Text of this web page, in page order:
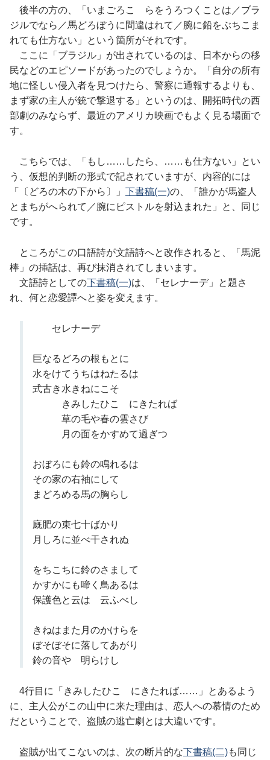
後半の方の、「いまごろこゝらをうろつくことは／ブラ
ジルでなら／馬どろぼうに間違はれて／腕に鉛をぶちこま
れても仕方ない」という箇所がそれです。
ここに「ブラジル」が出されているのは、日本からの移
民などのエピソードがあったのでしょうか。「自分の所有
地に怪しい侵入者を見つけたら、警察に通報するよりも、
まず家の主人が銃で撃退する」というのは、開拓時代の西
部劇のみならず、最近のアメリカ映画でもよく見る場面で
す。
こちらでは、「もし……したら、……も仕方ない」とい
う、仮想的判断の形式で記されていますが、内容的には
「〔どろの木の下から〕」 下書稿(一)の、「誰かが馬盗人
とまちがへられて／腕にピストルを射込まれた」と、同じ
です。
ところがこの口語詩が文語詩へと改作されると、「馬泥
棒」の挿話は、再び抹消されてしまいます。
文語詩としての下書稿(一)は、「セレナーデ」と題さ
れ、何と恋愛譚へと姿を変えます。
セレナーデ
巨なるどろの根もとに
水をけてうちはねたるは
式古き水きねにこそ
きみしたひこゝにきたれば
草の毛や春の雲さび
月の面をかすめて過ぎつ
おぼろにも鈴の鳴れるは
その家の右袖にして
まどろめる馬の胸らし
廐肥の束七十ばかり
月しろに並べ干されぬ
をちこちに鈴のさまして
かすかにも啼く鳥あるは
保護色と云はゞ云ふべし
きねはまた月のかけらを
ぼそぼそに落してあがり
鈴の音やゝ明らけし
4行目に「きみしたひこゝにきたれば……」とあるよう
に、主人公がこの山中に来た理由は、恋人への慕情のため
だということで、盗賊の逃亡劇とは大違いです。
盗賊が出てこないのは、次の断片的な下書稿(二)も同じ